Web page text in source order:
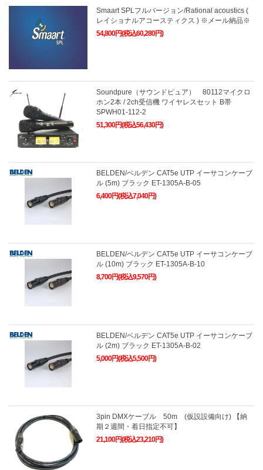
Smaart SPLフルバージョン/Rational acoustics (
レイショナルアコースティクス ) ※メール納品※
54,800円(税込60,280円)
Soundpure（サウンドピュア） 80112マイクロ
ホン2本 / 2ch受信機 ワイヤレスセット B帯
SPWH01-112-2
51,300円(税込56,430円)
BELDEN/ベルデン CAT5e UTP イーサコンケーブ
ル (5m) ブラック ET-1305A-B-05
6,400円(税込7,040円)
BELDEN/ベルデン CAT5e UTP イーサコンケーブ
ル (10m) ブラック ET-1305A-B-10
8,700円(税込9,570円)
BELDEN/ベルデン CAT5e UTP イーサコンケーブ
ル (2m) ブラック ET-1305A-B-02
5,000円(税込5,500円)
3pin DMXケーブル 50m (仮設設備向け) 【納
期２週間・着日指定不可】
21,100円(税込23,210円)